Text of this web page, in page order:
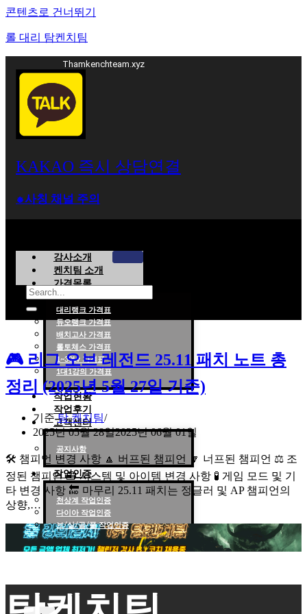
콘텐츠로 건너뛰기
롤 대리 탐켄치팀
Thamkenchteam.xyz
KAKAO 즉시 상담연결
⁕사칭 채널 주의
강사소개
켄치팀 소개
가격목록
대리랭크 가격표
듀오랭크 가격표
배치고사 가격표
롤토체스 가격표
1~30Lv 가격표
1대1강의 가격표
작업현황
작업후기
고객센터
공지사항
작업인증
천상계 작업인증
다이아 작업인증
브/실/골/플 작업인증
🎮 리그 오브 레전드 25.11 패치 노트 총
정리 (2025년 5월 27일 기준)
기준탐 켄치팀
2025년 05월 28일2025년 06월 01일
🛠️ 챔피언 변경 사항 🔼 버프된 챔피언 🔽 너프된 챔피언 ⚖️ 조
정된 챔피언 🧰 시스템 및 아이템 변경 사항 🧪 게임 모드 및 기
타 변경 사항 🔚 마무리 25.11 패치는 정글러 및 AP 챔피언의
상향,…
리
그
오
전
드